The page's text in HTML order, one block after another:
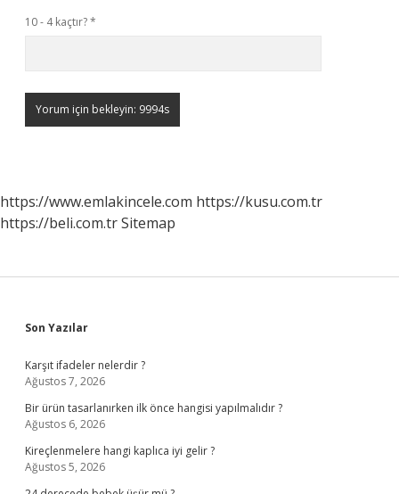
10 - 4 kaçtır?*
https://www.emlakincele.com https://kusu.com.tr
https://beli.com.trSitemap
Sidebar
Son Yazılar
Karşıt ifadeler nelerdir ?
Ağustos 7, 2026
Bir ürün tasarlanırken ilk önce hangisi yapılmalıdır ?
Ağustos 6, 2026
Kireçlenmelere hangi kaplıca iyi gelir ?
Ağustos 5, 2026